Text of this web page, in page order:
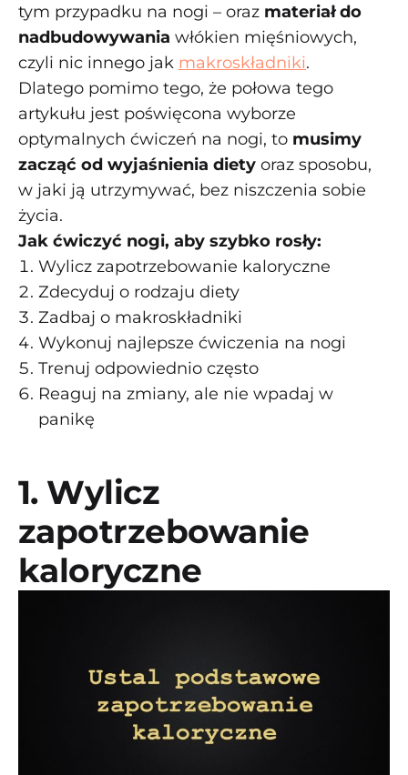
tym przypadku na nogi – oraz materiał do
nadbudowywania włókien mięśniowych,
czyli nic innego jak makroskładniki.
Dlatego pomimo tego, że połowa tego
artykułu jest poświęcona wyborze
optymalnych ćwiczeń na nogi, to musimy
zacząć od wyjaśnienia diety oraz sposobu,
w jaki ją utrzymywać, bez niszczenia sobie
życia.
Jak ćwiczyć nogi, aby szybko rosły:
Wylicz zapotrzebowanie kaloryczne
Zdecyduj o rodzaju diety
Zadbaj o makroskładniki
Wykonuj najlepsze ćwiczenia na nogi
Trenuj odpowiednio często
Reaguj na zmiany, ale nie wpadaj w
panikę
1. Wylicz
zapotrzebowanie
kaloryczne